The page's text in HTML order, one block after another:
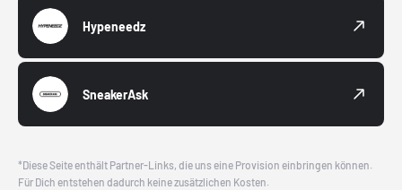
Hypeneedz
SneakerAsk
*Diese Seite enthält Partner-Links, die uns eine Provision einbringen können.
Für Dich entstehen dadurch keine zusätzlichen Kosten.